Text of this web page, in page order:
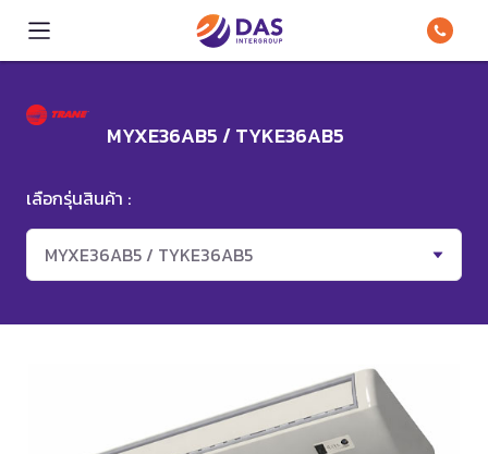
MYXE36AB5 / TYKE36AB5
เลือกรุ่นสินค้า :
MYXE36AB5 / TYKE36AB5